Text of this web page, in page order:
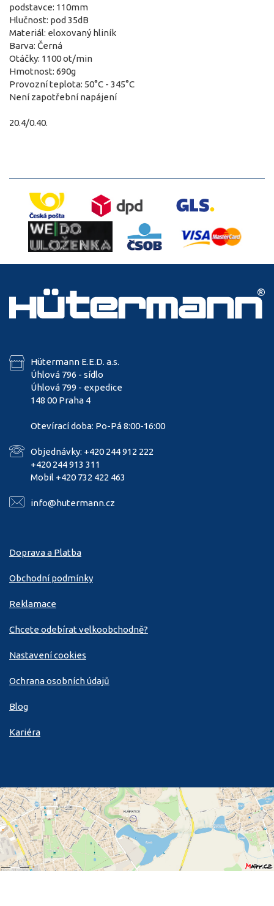
podstavce: 110mm
Hlučnost: pod 35dB
Materiál: eloxovaný hliník
Barva: Černá
Otáčky: 1100 ot/min
Hmotnost: 690g
Provozní teplota: 50°C - 345°C
Není zapotřební napájení
20.4/0.40.
Hütermann E.E.D. a.s.
Úhlová 796 - sídlo
Úhlová 799 - expedice
148 00 Praha 4
Otevírací doba: Po-Pá 8:00-16:00
Objednávky: +420 244 912 222
+420 244 913 311
Mobil +420 732 422 463
info@hutermann.cz
Doprava a Platba
Obchodní podmínky
Reklamace
Chcete odebírat velkoobchodně?
Nastavení cookies
Ochrana osobních údajů
Blog
Kariéra